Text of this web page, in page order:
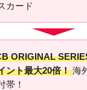
カード
ORIGINAL
ント最大20倍！ 海
帯！